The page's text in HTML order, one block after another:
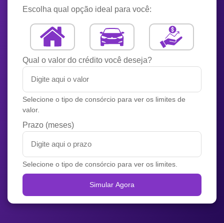
Escolha qual opção ideal para você:
Qual o valor do crédito você deseja?
Selecione o tipo de consórcio para ver os limites de
valor.
Prazo (meses)
Selecione o tipo de consórcio para ver os limites.
Simular Agora